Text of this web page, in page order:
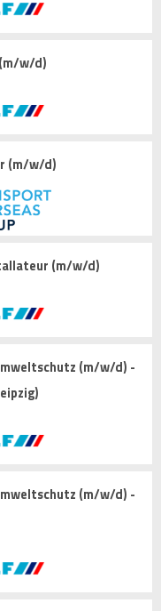
w/d)
(m/w/d)
(m/w/d)
(m/w/d) -
(m/w/d) -